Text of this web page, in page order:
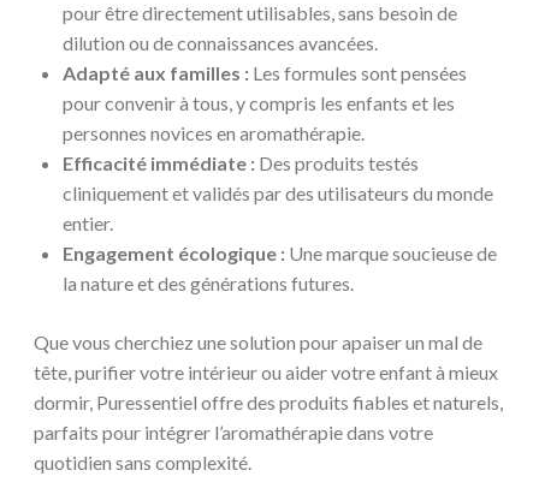
pour être directement utilisables, sans besoin de
dilution ou de connaissances avancées.
Adapté aux familles : Les formules sont pensées
pour convenir à tous, y compris les enfants et les
personnes novices en aromathérapie.
Efficacité immédiate : Des produits testés
cliniquement et validés par des utilisateurs du monde
entier.
Engagement écologique : Une marque soucieuse de
la nature et des générations futures.
Que vous cherchiez une solution pour apaiser un mal de
tête, purifier votre intérieur ou aider votre enfant à mieux
dormir, Puressentiel offre des produits fiables et naturels,
parfaits pour intégrer l’aromathérapie dans votre
quotidien sans complexité.